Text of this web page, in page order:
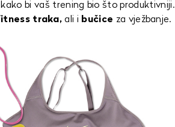
kako bi vaš trening bio što produktivniji.
traka, ali i bučice za vježbanje.